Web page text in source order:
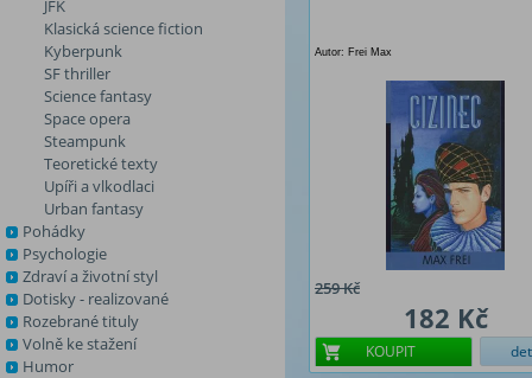
JFK
Klasická science fiction
Kyberpunk
SF thriller
Science fantasy
Space opera
Steampunk
Teoretické texty
Upíři a vlkodlaci
Urban fantasy
Pohádky
Psychologie
Zdraví a životní styl
Dotisky - realizované
Rozebrané tituly
Volně ke stažení
Humor
Autor: Frei Max
259 Kč
182 Kč
KOUPIT